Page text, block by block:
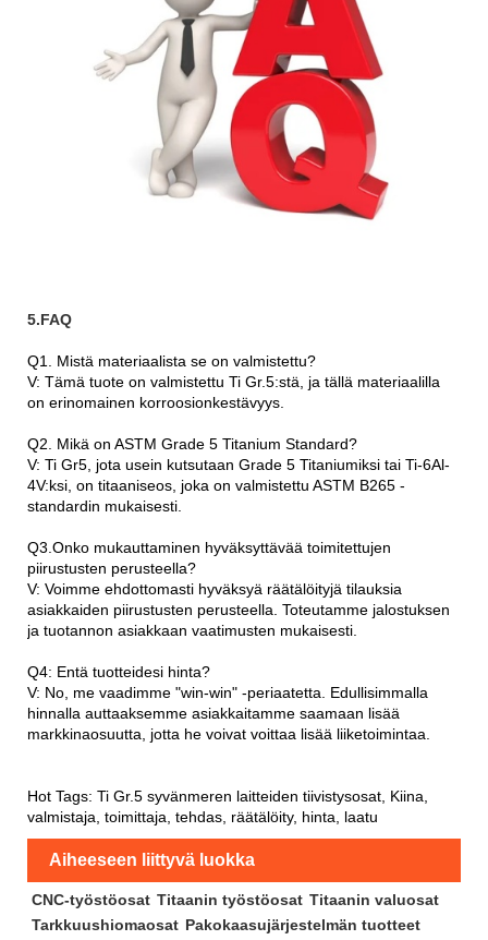
5.FAQ
Q1. Mistä materiaalista se on valmistettu?
V: Tämä tuote on valmistettu Ti Gr.5:stä, ja tällä materiaalilla
on erinomainen korroosionkestävyys.
Q2. Mikä on ASTM Grade 5 Titanium Standard?
V: Ti Gr5, jota usein kutsutaan Grade 5 Titaniumiksi tai Ti-6Al-
4V:ksi, on titaaniseos, joka on valmistettu ASTM B265 -
standardin mukaisesti.
Q3.Onko mukauttaminen hyväksyttävää toimitettujen
piirustusten perusteella?
V: Voimme ehdottomasti hyväksyä räätälöityjä tilauksia
asiakkaiden piirustusten perusteella. Toteutamme jalostuksen
ja tuotannon asiakkaan vaatimusten mukaisesti.
Q4: Entä tuotteidesi hinta?
V: No, me vaadimme "win-win" -periaatetta. Edullisimmalla
hinnalla auttaaksemme asiakkaitamme saamaan lisää
markkinaosuutta, jotta he voivat voittaa lisää liiketoimintaa.
Hot Tags: Ti Gr.5 syvänmeren laitteiden tiivistysosat, Kiina,
valmistaja, toimittaja, tehdas, räätälöity, hinta, laatu
Aiheeseen liittyvä luokka
CNC-työstöosat Titaanin työstöosat Titaanin valuosat
Tarkkuushiomaosat Pakokaasujärjestelmän tuotteet